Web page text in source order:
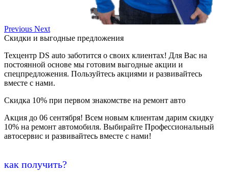
Previous Next
Скидки и выгодные предложения
Техцентр DS auto заботится о своих клиентах! Для Вас на
постоянной основе мы готовим выгодные акции и
спецпредложения. Пользуйтесь акциями и развивайтесь
вместе с нами.
Скидка 10% при первом знакомстве на ремонт авто
Акция до 06 сентября! Всем новым клиентам дарим скидку
10% на ремонт автомобиля. Выбирайте Профессиональный
автосервис и развивайтесь вместе с нами!
как получить?